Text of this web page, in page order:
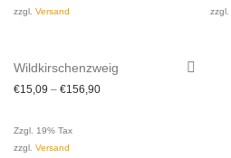
zzgl. Versand
zzgl.
Wildkirschenzweig
€15,09 – €156,90
Zzgl. 19% Tax
zzgl. Versand